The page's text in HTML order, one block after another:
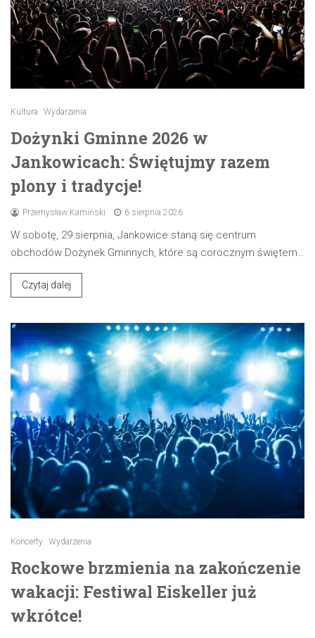
Kultura Wydarzenia
Dożynki Gminne 2026 w
Jankowicach: Świętujmy razem
plony i tradycje!
Przemysław Kamiński 6 sierpnia 2026
W sobotę, 29 sierpnia, Jankowice staną się centrum
obchodów Dożynek Gminnych, które są corocznym świętem…
Czytaj dalej
Koncerty Wydarzenia
Rockowe brzmienia na zakończenie
wakacji: Festiwal Eiskeller już
wkrótce!